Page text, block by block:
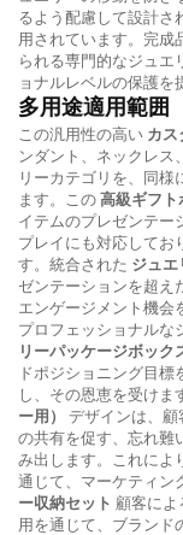
るよう配慮して設計さ
用されています。完成
られる専門的なジュエ
ョナルレベルの保護を
多用途適用範囲
この汎用性の高い カス
ンダント、ネックレス
リーカテゴリを、同様
ます。この高級ギフト
イテムのプレゼンテー
プレイにも対応してお
す。統合された ジュエ
ゼンテーションを超え
エンゲージメント機会
プロフェッショナルな
リーパッケージボック
ドポジショニング目
し、その恩恵を受けま
ー用） デザインは、
の共有を促す、忘れ
み出します。これによ
通じて、マーケティン
ー収納セット 顧客に
用を通じて、ブランド